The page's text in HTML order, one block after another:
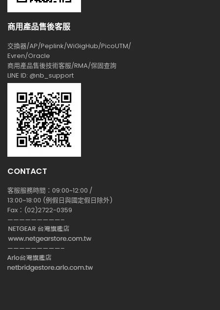
商用產品售後客服
交換器/AP/Peplink/WiGigHub/PicoUTM/
Evren/Oracle
商用產品售後技術客服/RMA/保固查詢
LINE ID: @nb_support
CONTACT
客服服務時間：09:00~12:00 /
13:00~18:00 (例假日與國定假日除外)
Fax：(02)2722-0359
—————————–
—————————–